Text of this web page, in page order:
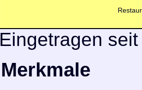
Eingetragen
Merkmale